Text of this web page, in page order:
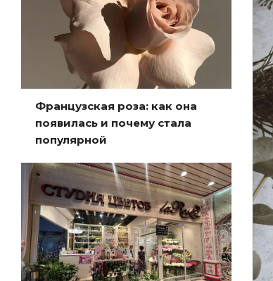
Французская роза: как она
появилась и почему стала
популярной